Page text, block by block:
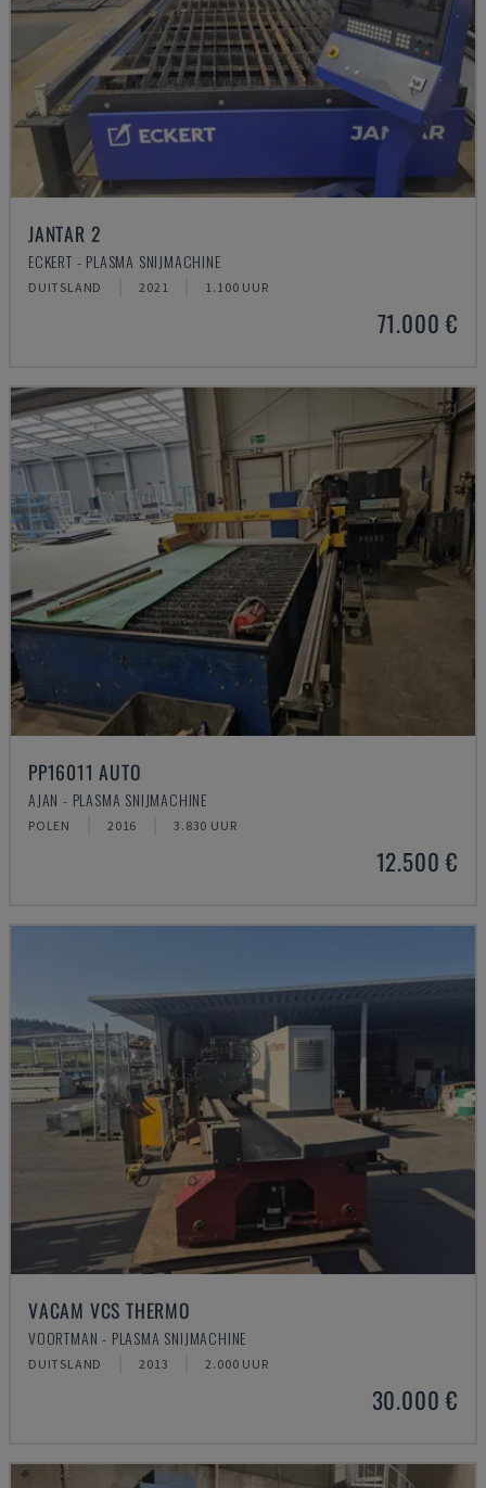
JANTAR 2
ECKERT - PLASMA SNIJMACHINE
DUITSLAND 2021 1.100 UUR
71.000 €
PP16011 AUTO
AJAN - PLASMA SNIJMACHINE
POLEN 2016 3.830 UUR
12.500 €
VACAM VCS THERMO
VOORTMAN - PLASMA SNIJMACHINE
DUITSLAND 2013 2.000 UUR
30.000 €